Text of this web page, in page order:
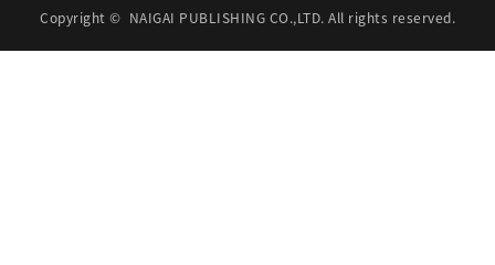
Copyright © NAIGAI PUBLISHING CO.,LTD. All rights reserved.